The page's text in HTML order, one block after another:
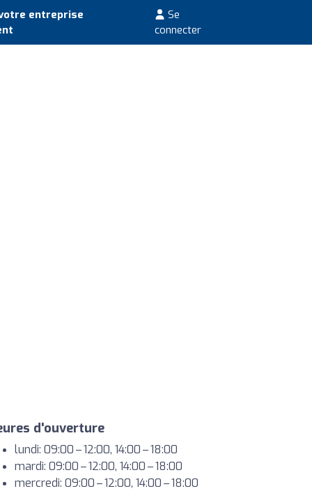
entreprise
Se
connecter
d'ouverture
lundi: 09:00 – 12:00, 14:00 – 18:00
mardi: 09:00 – 12:00, 14:00 – 18:00
mercredi: 09:00 – 12:00, 14:00 – 18:00